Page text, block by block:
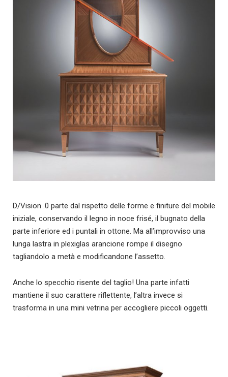
D/Vision .0 parte dal rispetto delle forme e finiture del mobile
iniziale, conservando il legno in noce frisé, il bugnato della
parte inferiore ed i puntali in ottone. Ma all’improvviso una
lunga lastra in plexiglas arancione rompe il disegno
tagliandolo a metà e modificandone l’assetto.
Anche lo specchio risente del taglio! Una parte infatti
mantiene il suo carattere riflettente, l’altra invece si
trasforma in una mini vetrina per accogliere piccoli oggetti.